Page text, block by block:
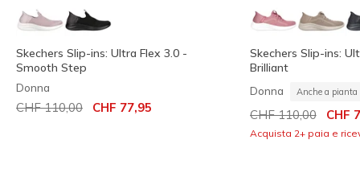
Skechers Slip-ins: Ultra Flex 3.0 -
Smooth Step
Donna
Prezzo ridotto da
CHF 110,00 per
CHF 77,95
Skechers Slip-ins:
Brilliant
Donna Anche a pianta
Prezzo ridotto da
CHF 110,00perCHF
Acquista 2+ paia e